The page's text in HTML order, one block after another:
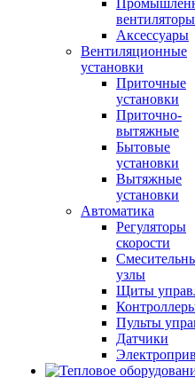
вентиляторы
Аксессуары
Вентиляционные
установки
Приточные
установки
Приточно-
вытяжные
Бытовые
установки
Вытяжные
установки
Автоматика
Регуляторы
скорости
узлы
Щиты
Пульты
Датчики